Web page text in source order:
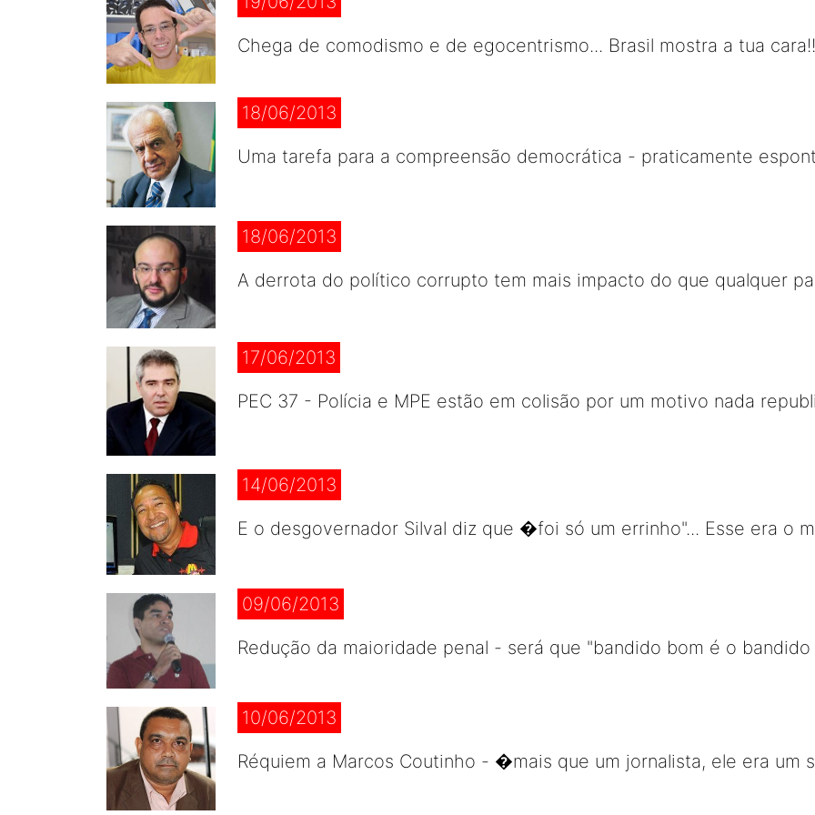
Chega de comodismo e de egocentrismo... Brasil mostra a tua
18/06/2013
Uma tarefa para a compreensão democrática - praticamente
18/06/2013
A derrota do político corrupto tem mais impacto do que qualquer
17/06/2013
PEC 37 - Polícia e MPE estão em colisão por um motivo nada
14/06/2013
E o desgovernador Silval diz que �foi só um errinho"... Esse era o
09/06/2013
Redução da maioridade penal - será que "bandido bom é o bandido
10/06/2013
Réquiem a Marcos Coutinho - �mais que um jornalista, ele era um